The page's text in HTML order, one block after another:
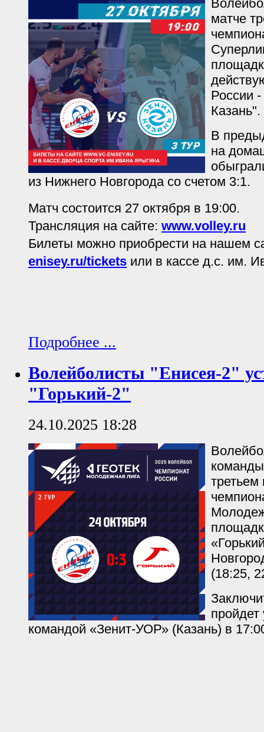
матче
России
Казань".
В
на
из Нижнего Новгорода со счетом 3:1.
Матч состоится 27 октября в 19:00.
Трансляция на сайте: www.volley.ru
Билеты можно приобрести на нашем
enisey.ru/tickets или в кассе д.с. им.
Подробнее ...
Волейболисты "Енисея-2"
"Горький-2"
24.10.2025 18:28
третьем
(18:25,
пройдет
командой «Зенит-УОР» (Казань) в